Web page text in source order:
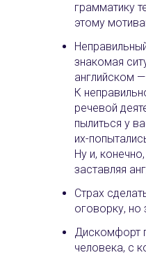
грамматику
этому
знакомая
английском
К
речевой
пылиться у
их-
Ну и,
заставляя
Страх
оговорку, но
Дискомфорт
человека, с